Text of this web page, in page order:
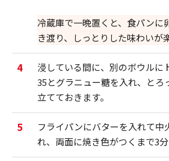
冷蔵庫で一晩置くと、食パンに
き渡り、しっとりした味わい
4
浸している間に、別のボウルに
35とグラニュー糖を入れ、とろ
立てておきます。
5
フライパンにバターを入れて中
れ、両面に焼き色がつくまで3分